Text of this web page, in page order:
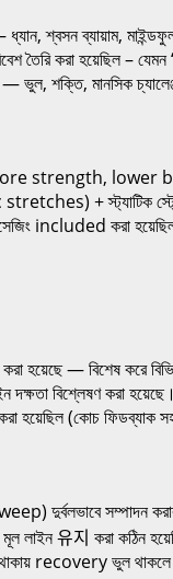
শ্বসন ব্যায়াম,
তৈরি করা হয়েছিল –
ভুল, শক্তি, মানসিক
core strength, lower
+ স্ট্যাটিক
included করা
হয়েছে — বিশেষ করে
বিশ্লেষণ করা হয়েছে।
করা হয়েছিল (কোচ ফিডব্যাক
দুর্বলভাবে সম্পাদন
유지 করা কঠিন
recovery ভুল থাকলে